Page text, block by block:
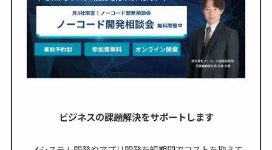
ビジネスの課題解決をサポートします